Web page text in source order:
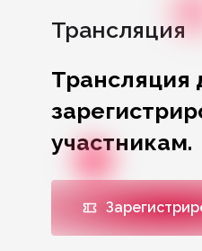
Трансляция
Трансляция
участникам.